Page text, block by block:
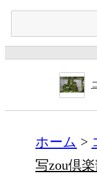
ホーム
写zou倶